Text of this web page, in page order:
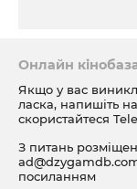
Онлайн
Якщо у вас
ласка, напишіть
скористайтеся
З питань
посиланням